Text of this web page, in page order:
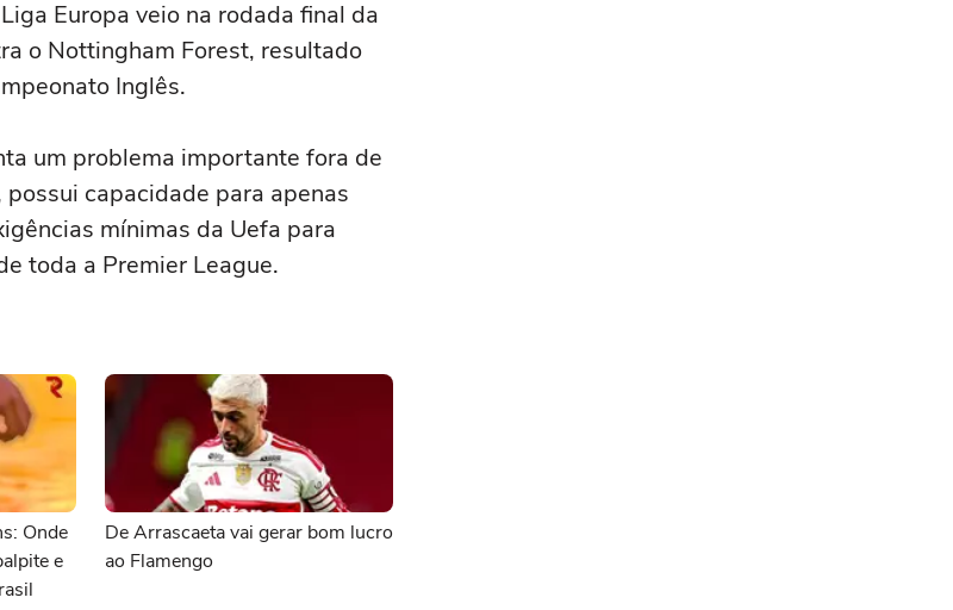
Europa veio na rodada final da
o Nottingham Forest, resultado
Inglês.
um problema importante fora de
capacidade para apenas
mínimas da Uefa para
toda a Premier League.
Onde
e
De Arrascaeta vai gerar bom lucro
ao Flamengo